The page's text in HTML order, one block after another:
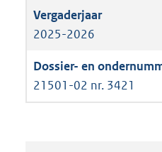
2025-2026
21501-02 nr. 3421